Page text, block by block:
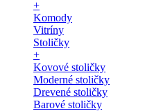
+
Komody
Vitríny
Stoličky
+
Kovové stoličky
Moderné stoličky
Drevené stoličky
Barové stoličky